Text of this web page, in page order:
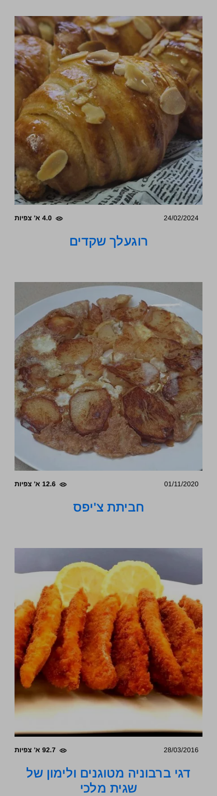
24/02/2024 4.0 א' צפיות
רוגעלך שקדים
01/11/2020 12.6 א' צפיות
חביתת צ'יפס
28/03/2016 92.7 א' צפיות
דגי ברבוניה מטוגנים ולימון של
שגית מלכי